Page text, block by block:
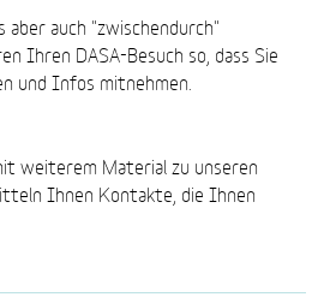
auch "zwischendurch"
Ihren DASA-Besuch so, dass Sie
und Infos mitnehmen.
weiterem Material zu unseren
Ihnen Kontakte, die Ihnen